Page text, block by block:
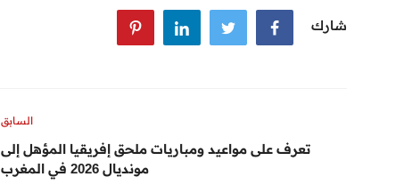
شارك
السابق
تعرف على مواعيد ومباريات ملحق إفريقيا المؤهل إلى
مونديال 2026 في المغرب